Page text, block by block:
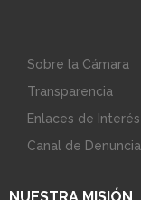
Sobre la Cámara
Transparencia
Enlaces de Interés
Canal de Denuncia